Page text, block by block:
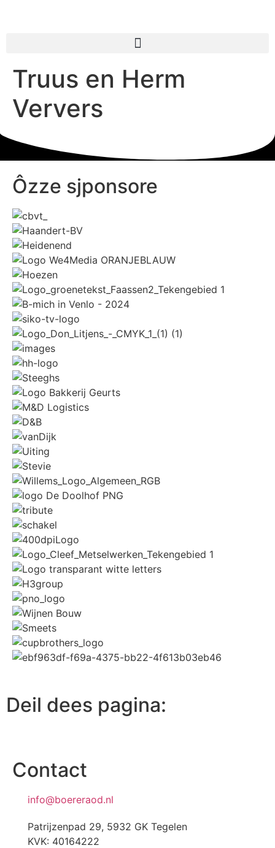
Truus en Herm
Ververs
Ôzze sjponsore
Deil dees pagina:
Contact
info@boereraod.nl
Patrijzenpad 29, 5932 GK Tegelen
KVK: 40164222